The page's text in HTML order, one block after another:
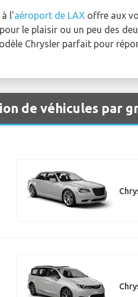
à l'aéroport de LAX offre aux
le plaisir ou un peu des
Chrysler parfait pour
de véhicules par